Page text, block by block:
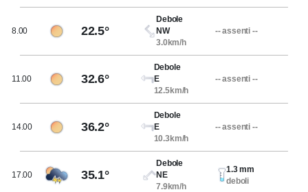
8.00 22.5°
Debole
NW
3.0km/h
-- assenti --
11.00 32.6°
Debole
E
12.5km/h
-- assenti --
14.00 36.2°
Debole
E
10.3km/h
-- assenti --
17.00 35.1°
Debole
NE
7.9km/h
1.3 mm
deboli